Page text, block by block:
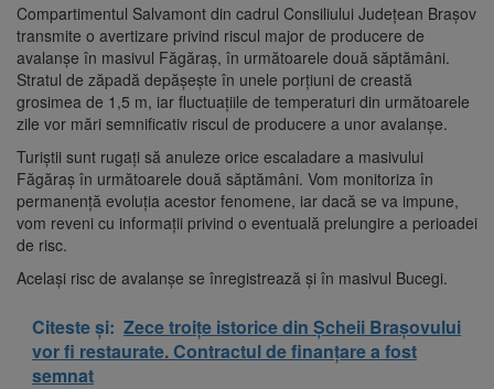
Compartimentul Salvamont din cadrul Consiliului Județean Brașov
transmite o avertizare privind riscul major de producere de
avalanșe în masivul Făgăraș, în următoarele două săptămâni.
Stratul de zăpadă depășește în unele porțiuni de creastă
grosimea de 1,5 m, iar fluctuațiile de temperaturi din următoarele
zile vor mări semnificativ riscul de producere a unor avalanșe.
Turiștii sunt rugați să anuleze orice escaladare a masivului
Făgăraș în următoarele două săptămâni. Vom monitoriza în
permanență evoluția acestor fenomene, iar dacă se va impune,
vom reveni cu informații privind o eventuală prelungire a perioadei
de risc.
Același risc de avalanșe se înregistrează și în masivul Bucegi.
Citeste și: Zece troițe istorice din Șcheii Brașovului
vor fi restaurate. Contractul de finanțare a fost
semnat